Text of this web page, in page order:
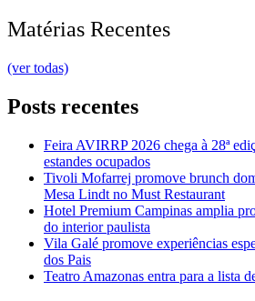
Matérias Recentes
(ver todas)
Posts recentes
Feira AVIRRP 2026 chega à 28ª
estandes ocupados
Tivoli Mofarrej promove brunch
Mesa Lindt no Must Restaurant
Hotel Premium Campinas amplia
do interior paulista
Vila Galé promove experiências
dos Pais
Teatro Amazonas entra para a lista